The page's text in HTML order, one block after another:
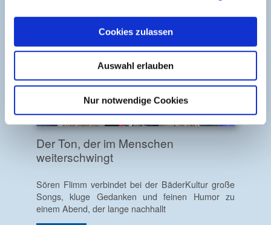
Cookies zulassen
Auswahl erlauben
Nur notwendige Cookies
Der Ton, der im Menschen
weiterschwingt
Sören Flimm verbindet bei der BäderKultur große
Songs, kluge Gedanken und feinen Humor zu
einem Abend, der lange nachhallt